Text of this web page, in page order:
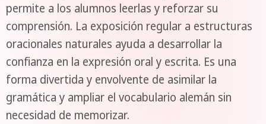
permite a los alumnos leerlas y reforzar su
comprensión. La exposición regular a estructuras
oracionales naturales ayuda a desarrollar la
confianza en la expresión oral y escrita. Es una
forma divertida y envolvente de asimilar la
gramática y ampliar el vocabulario alemán sin
necesidad de memorizar.